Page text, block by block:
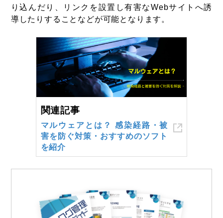
り込んだり、リンクを設置し有害なWebサイトへ誘
導したりすることなどが可能となります。
関連記事
マルウェアとは？ 感染経路・被
害を防ぐ対策・おすすめのソフト
を紹介